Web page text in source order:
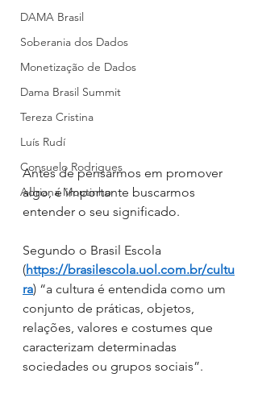
DAMA Brasil
Soberania dos Dados
Monetização de Dados
Dama Brasil Summit
Tereza Cristina
Luís Rudí
Consuelo Rodrigues
Adriana Moutinho
Antes de pensarmos em promover
algo, é importante buscarmos
entender o seu significado.
Segundo o Brasil Escola
(https://brasilescola.uol.com.br/cultu
ra) “a cultura é entendida como um
conjunto de práticas, objetos,
relações, valores e costumes que
caracterizam determinadas
sociedades ou grupos sociais”.